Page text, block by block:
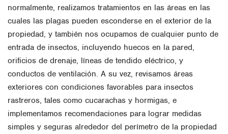
normalmente, realizamos tratamientos en las áreas en las
cuales las plagas pueden esconderse en el exterior de la
propiedad, y también nos ocupamos de cualquier punto de
entrada de insectos, incluyendo huecos en la pared,
orificios de drenaje, líneas de tendido eléctrico, y
conductos de ventilación. A su vez, revisamos áreas
exteriores con condiciones favorables para insectos
rastreros, tales como cucarachas y hormigas, e
implementamos recomendaciones para lograr medidas
simples y seguras alrededor del perímetro de la propiedad